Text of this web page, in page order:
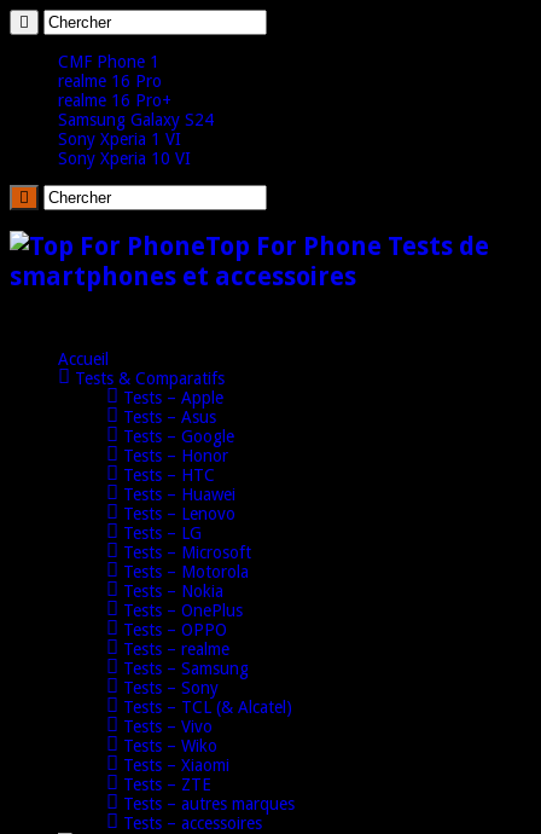
CMF Phone 1
realme 16 Pro
realme 16 Pro+
Samsung Galaxy S24
Sony Xperia 1 VI
Sony Xperia 10 VI
Top For Phone Tests de
smartphones et accessoires
Accueil
Tests & Comparatifs
Tests – Apple
Tests – Asus
Tests – Google
Tests – Honor
Tests – HTC
Tests – Huawei
Tests – Lenovo
Tests – LG
Tests – Microsoft
Tests – Motorola
Tests – Nokia
Tests – OnePlus
Tests – OPPO
Tests – realme
Tests – Samsung
Tests – Sony
Tests – TCL (& Alcatel)
Tests – Vivo
Tests – Wiko
Tests – Xiaomi
Tests – ZTE
Tests – autres marques
Tests – accessoires